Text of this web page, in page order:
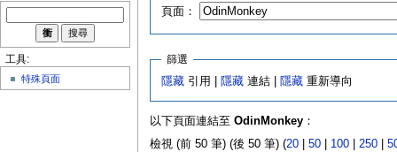
頁面：
篩選
隱藏 引用 | 隱藏 連結 | 隱藏 重新導向
以下頁面連結至 OdinMonkey：
檢視 (前 50 筆) (後 50 筆) (20| 50| 100| 250|
工具:
特殊頁面